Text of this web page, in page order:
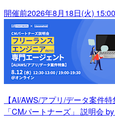
開催前2026年8月18日(火) 15:00
【AI/AWS/アプリ/データ案件
「CMパートナーズ」 説明会